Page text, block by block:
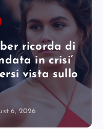
ricorda di
in crisi’
vista sullo
6, 2026